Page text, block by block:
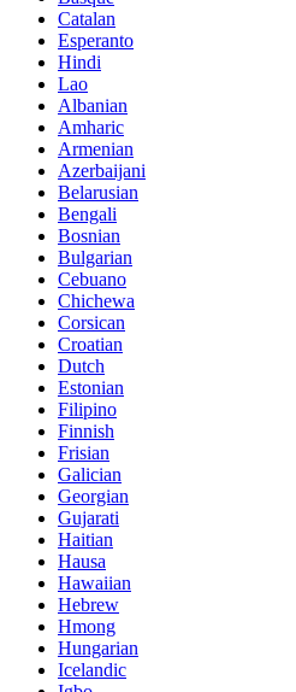
Catalan
Esperanto
Hindi
Lao
Albanian
Amharic
Armenian
Azerbaijani
Belarusian
Bengali
Bosnian
Bulgarian
Cebuano
Chichewa
Corsican
Croatian
Dutch
Estonian
Filipino
Finnish
Frisian
Galician
Georgian
Gujarati
Haitian
Hausa
Hawaiian
Hebrew
Hmong
Hungarian
Icelandic